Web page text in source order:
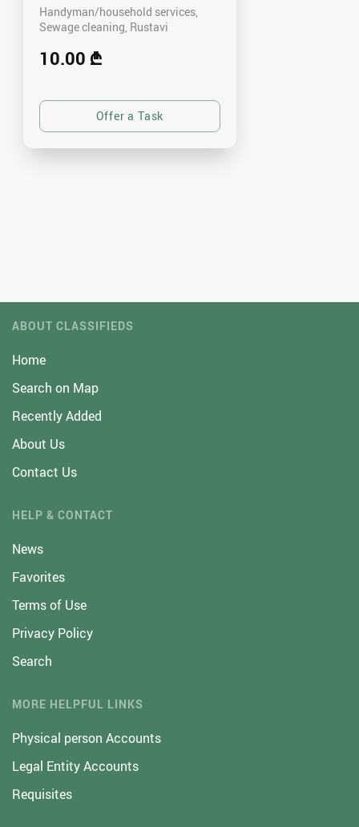
Handyman/household services,
Sewage cleaning Rustavi
10.00 ₾
ABOUT CLASSIFIEDS
Home
Search on Map
Recently Added
About Us
Contact Us
HELP & CONTACT
News
Favorites
Terms of Use
Privacy Policy
Search
MORE HELPFUL LINKS
Physical person Accounts
Legal Entity Accounts
Requisites